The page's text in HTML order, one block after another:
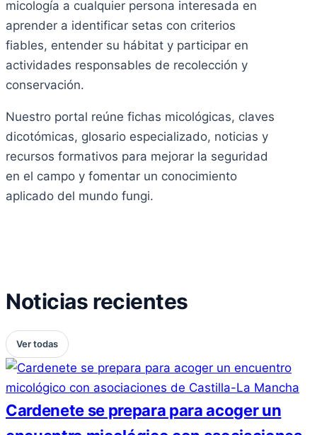
micología a cualquier persona interesada en
aprender a identificar setas con criterios
fiables, entender su hábitat y participar en
actividades responsables de recolección y
conservación.
Nuestro portal reúne fichas micológicas, claves
dicotómicas, glosario especializado, noticias y
recursos formativos para mejorar la seguridad
en el campo y fomentar un conocimiento
aplicado del mundo fungi.
Noticias recientes
Ver todas
Cardenete se prepara para acoger un